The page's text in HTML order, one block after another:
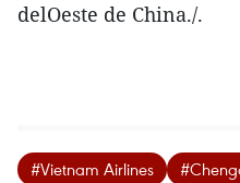
delOeste de China./.
#Vietnam Airlines